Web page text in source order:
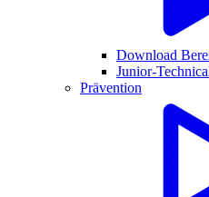
Download
Junior-
Prävention